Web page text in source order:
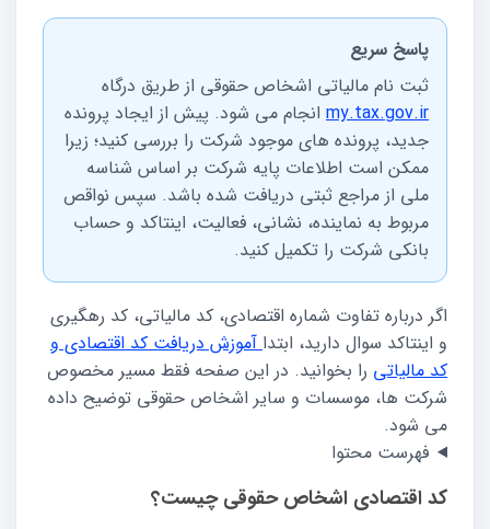
پاسخ سریع
ثبت نام مالیاتی اشخاص حقوقی از طریق درگاه
my.tax.gov.ir انجام می شود. پیش از ایجاد پرونده
جدید، پرونده های موجود شرکت را بررسی کنید؛ زیرا
ممکن است اطلاعات پایه شرکت بر اساس شناسه
ملی از مراجع ثبتی دریافت شده باشد. سپس نواقص
مربوط به نماینده، نشانی، فعالیت، اینتاکد و حساب
بانکی شرکت را تکمیل کنید.
اگر درباره تفاوت شماره اقتصادی، کد مالیاتی، کد رهگیری
و اینتاکد سوال دارید، ابتداآموزش دریافت کد اقتصادی و
کد مالیاتی را بخوانید. در این صفحه فقط مسیر مخصوص
شرکت ها، موسسات و سایر اشخاص حقوقی توضیح داده
می شود.
فهرست محتوا
کد اقتصادی اشخاص حقوقی چیست؟